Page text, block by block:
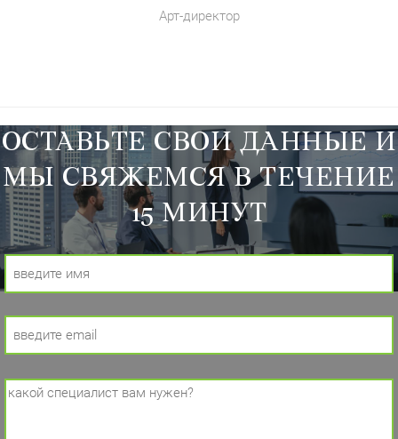
Арт-директор
ОСТАВЬТЕ СВОИ ДАННЫЕ И
МЫ СВЯЖЕМСЯ В ТЕЧЕНИЕ
15 МИНУТ